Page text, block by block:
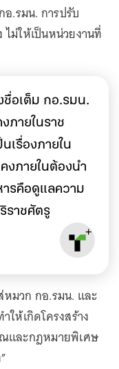
.รมน. การปรับ
ไม่ให้เป็นหน่วยงานที่
อเต็ม กอ.รมน.
ภายในราช
เรื่องภายใน
งภายในต้องนำ
รคือดูแลความ
ราชศัตรู
หมวก กอ.รมน. และ
ให้เกิดโครงสร้าง
และกฎหมายพิเศษ